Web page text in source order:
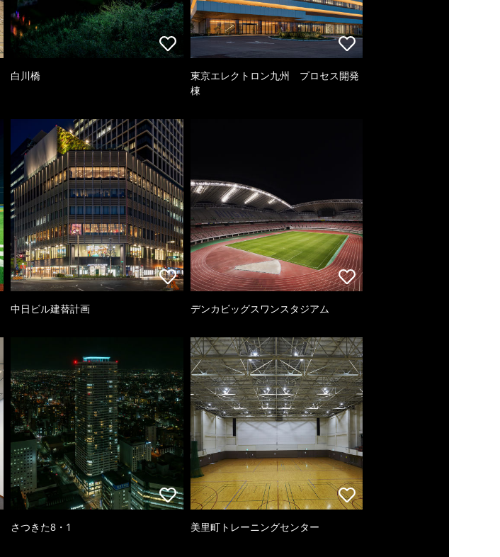
白川橋
東京エレクトロン九州 プロセス開発
棟
中日ビル建替計画 デンカビッグスワンスタジアム
さつきた8・1 美里町トレーニングセンター